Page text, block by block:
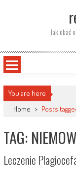
Jak dbać
You are here
Home > Posts
TAG:
Leczenie